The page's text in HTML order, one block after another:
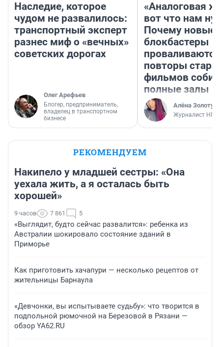
Наследие, которое
чудом не развалилось:
транспортный эксперт
разнес миф о «вечных»
советских дорогах
Олег Арефьев
Блогер, предприниматель,
владелец в транспортном
бизнесе
«Аналоговая
вот что нам
Почему новые
блокбастеры
повторы
фильмов
полные залы
Алёна
Журналист НГС
РЕКОМЕНДУЕМ
Накипело у младшей сестры: «Она
уехала жить, а я осталась быть
хорошей»
9 часов 7 861 5
«Выглядит, будто сейчас развалится»: ребенка из
Австралии шокировало состояние зданий в
Приморье
Как приготовить хачапури — несколько рецептов от
жительницы Барнаула
«Девчонки, вы испытываете судьбу»: что творится в
подпольной рюмочной на Березовой в Рязани —
обзор YA62.RU